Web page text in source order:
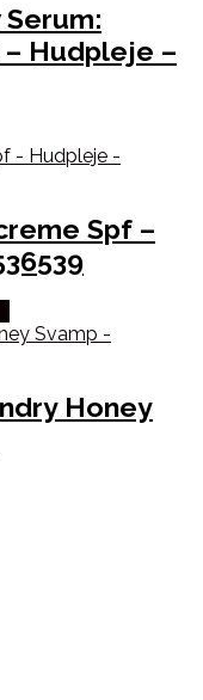
Hudpleje –
Spf –
Honey